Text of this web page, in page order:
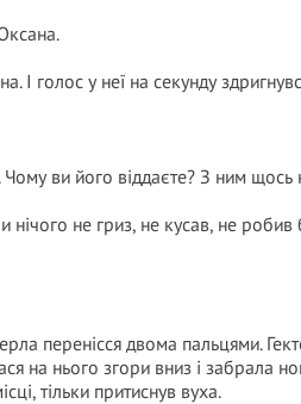
І голос у неї на секунду
Чому ви його віддаєте? З ним
нічого не гриз, не кусав, не
перенісся двома пальцями.
на нього згори вниз і забрала
тільки притиснув вуха.